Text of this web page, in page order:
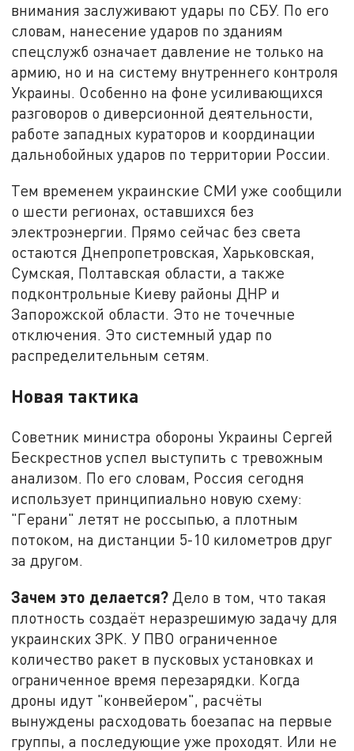
внимания заслуживают удары по СБУ. По его
словам, нанесение ударов по зданиям
спецслужб означает давление не только на
армию, но и на систему внутреннего контроля
Украины. Особенно на фоне усиливающихся
разговоров о диверсионной деятельности,
работе западных кураторов и координации
дальнобойных ударов по территории России.
Тем временем украинские СМИ уже сообщили
о шести регионах, оставшихся без
электроэнергии. Прямо сейчас без света
остаются Днепропетровская, Харьковская,
Сумская, Полтавская области, а также
подконтрольные Киеву районы ДНР и
Запорожской области. Это не точечные
отключения. Это системный удар по
распределительным сетям.
Новая тактика
Советник министра обороны Украины Сергей
Бескрестнов успел выступить с тревожным
анализом. По его словам, Россия сегодня
использует принципиально новую схему:
"Герани" летят не россыпью, а плотным
потоком, на дистанции 5-10 километров друг
за другом.
Зачем это делается? Дело в том, что такая
плотность создаёт неразрешимую задачу для
украинских ЗРК. У ПВО ограниченное
количество ракет в пусковых установках и
ограниченное время перезарядки. Когда
дроны идут "конвейером", расчёты
вынуждены расходовать боезапас на первые
группы, а последующие уже проходят. Или не